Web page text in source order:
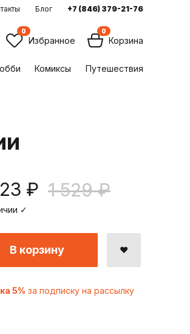
Блог +7 (846) 379-21-76
0
Избранное
0
Корзина
Комиксы Путешествия
₽ 1 529 ₽
✓
В корзину
5% за подписку на рассылку